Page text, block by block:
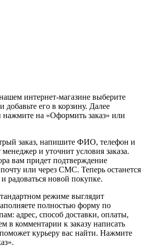
интернет-магазине выберите
его в корзину. Далее
нажмите на «Оформить заказ» или
заказ, напишите ФИО, телефон и
и уточнит условия заказа.
вам придет подтверждение
или через СМС. Теперь останется
радоваться новой покупке.
режиме выглядит
полностью форму по
адрес, способ доставки, оплаты,
в комментарии к заказу написать
курьеру вас найти. Нажмите